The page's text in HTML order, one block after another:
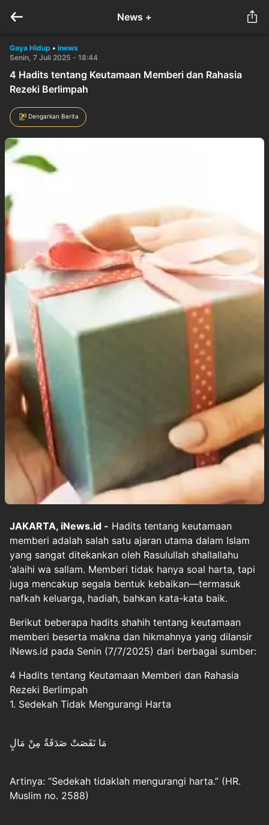
News +
Gaya Hidup • inews
Senin, 7 Juli 2025 - 18:44
4 Hadits tentang Keutamaan Memberi dan Rahasia
Rezeki Berlimpah
Dengarkan Berita
JAKARTA, iNews.id - Hadits tentang keutamaan
memberi adalah salah satu ajaran utama dalam Islam
yang sangat ditekankan oleh Rasulullah shallallahu
‘alaihi wa sallam. Memberi tidak hanya soal harta, tapi
juga mencakup segala bentuk kebaikan—termasuk
nafkah keluarga, hadiah, bahkan kata-kata baik.
Berikut beberapa hadits shahih tentang keutamaan
memberi beserta makna dan hikmahnya yang dilansir
iNews.id pada Senin (7/7/2025) dari berbagai sumber:
4 Hadits tentang Keutamaan Memberi dan Rahasia
Rezeki Berlimpah
1. Sedekah Tidak Mengurangi Harta
Artinya: “Sedekah tidaklah mengurangi harta.” (HR.
Muslim no. 2588)